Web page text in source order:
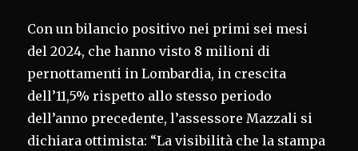
Con un bilancio positivo nei primi sei mesi
del 2024, che hanno visto 8 milioni di
pernottamenti in Lombardia, in crescita
dell’11,5% rispetto allo stesso periodo
dell’anno precedente, l’assessore Mazzali si
dichiara ottimista: “La visibilità che la stampa